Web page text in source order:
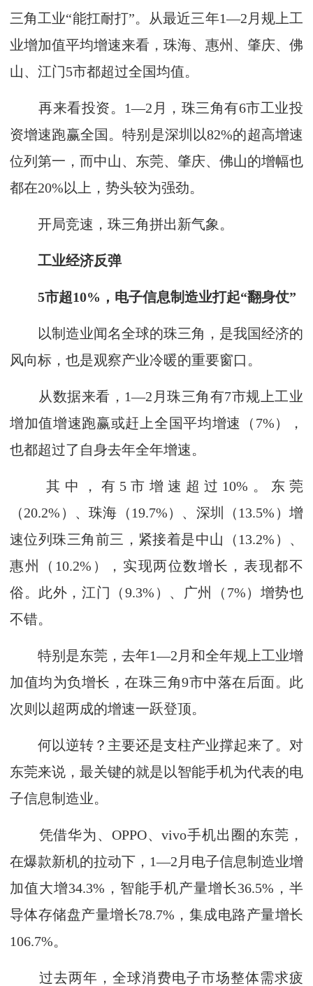
三角工业“能扛耐打”。从最近三年1—2月规上工
业增加值平均增速来看，珠海、惠州、肇庆、佛
山、江门5市都超过全国均值。
再来看投资。1—2月，珠三角有6市工业投
资增速跑赢全国。特别是深圳以82%的超高增速
位列第一，而中山、东莞、肇庆、佛山的增幅也
都在20%以上，势头较为强劲。
开局竞速，珠三角拼出新气象。
工业经济反弹
5市超10%，电子信息制造业打起“翻身仗”
以制造业闻名全球的珠三角，是我国经济的
风向标，也是观察产业冷暖的重要窗口。
从数据来看，1—2月珠三角有7市规上工业
增加值增速跑赢或赶上全国平均增速（7%），
也都超过了自身去年全年增速。
其中，有5市增速超过10%。东莞
（20.2%）、珠海（19.7%）、深圳（13.5%）增
速位列珠三角前三，紧接着是中山（13.2%）、
惠州（10.2%），实现两位数增长，表现都不
俗。此外，江门（9.3%）、广州（7%）增势也
不错。
特别是东莞，去年1—2月和全年规上工业增
加值均为负增长，在珠三角9市中落在后面。此
次则以超两成的增速一跃登顶。
何以逆转？主要还是支柱产业撑起来了。对
东莞来说，最关键的就是以智能手机为代表的电
子信息制造业。
凭借华为、OPPO、vivo手机出圈的东莞，
在爆款新机的拉动下，1—2月电子信息制造业增
加值大增34.3%，智能手机产量增长36.5%，半
导体存储盘产量增长78.7%，集成电路产量增长
106.7%。
过去两年，全球消费电子市场整体需求疲